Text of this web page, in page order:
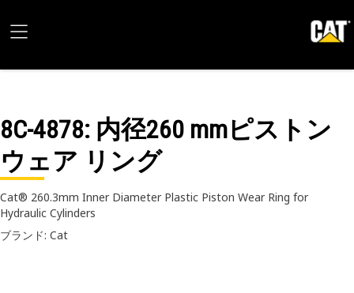
8C-4878: 内径260 mmピストン
ウェア リング
Cat® 260.3mm Inner Diameter Plastic Piston Wear Ring for
Hydraulic Cylinders
ブランド: Cat